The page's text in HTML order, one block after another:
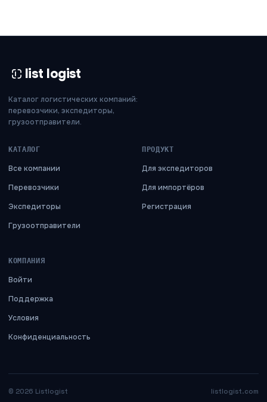
list logist
Каталог логистических компаний:
перевозчики, экспедиторы,
грузоотправители.
КАТАЛОГ
Все компании
Перевозчики
Экспедиторы
Грузоотправители
ПРОДУКТ
Для экспедиторов
Для импортёров
Регистрация
КОМПАНИЯ
Войти
Поддержка
Условия
Конфиденциальность
© 2026 Listlogist listlogist.com